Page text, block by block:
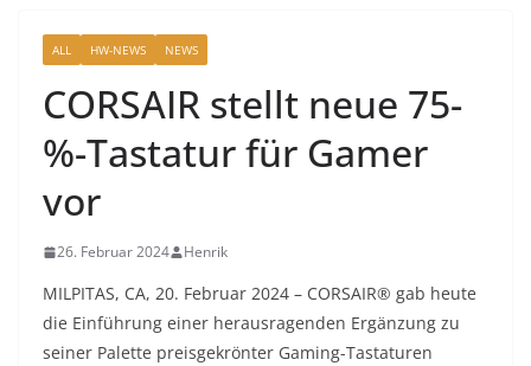
ALL HW-NEWS NEWS
CORSAIR stellt neue 75-
%-Tastatur für Gamer
vor
26. Februar 2024 Henrik
MILPITAS, CA, 20. Februar 2024 – CORSAIR® gab heute
die Einführung einer herausragenden Ergänzung zu
seiner Palette preisgekrönter Gaming-Tastaturen